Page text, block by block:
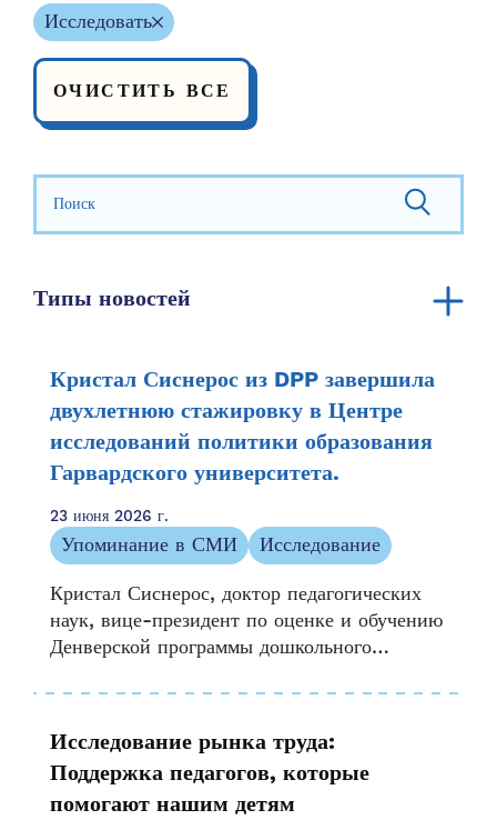
Исследовать
ОЧИСТИТЬ ВСЕ
Искать:
Типы новостей
Годовой отчет
Ресурсы сообщества
Семейные ресурсы
Семейные истории
Упоминание в СМИ
Информационный бюллетень
Возможность и доступ
Пресс-релиз
Ресурсы поставщика
Истории поставщиков
Исследовать
UPK Колорадо
Кристал Сиснерос из DPP завершила
двухлетнюю стажировку в Центре
исследований политики образования
Гарвардского университета.
23 июня 2026 г.
Упоминание в СМИ
Исследование
Кристал Сиснерос, доктор педагогических
наук, вице-президент по оценке и обучению
Денверской программы дошкольного
стипендиатов, недавно завершивших
Центра исследований образовательной
политики Гарвардского университета...
Исследование рынка труда:
Поддержка педагогов, которые
помогают нашим детям